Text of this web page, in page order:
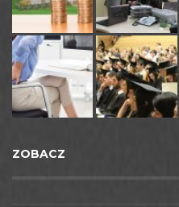
ZOBACZ